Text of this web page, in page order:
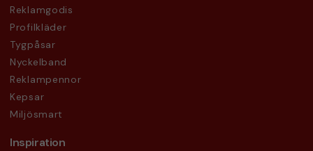
Reklamgodis
Profilkläder
Tygpåsar
Nyckelband
Reklampennor
Kepsar
Miljösmart
Inspiration